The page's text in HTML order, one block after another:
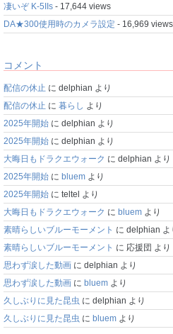
凄いぞ K-5IIs - 17,644 views
DA★300使用時のカメラ設定 - 16,969 views
コメント
配信の休止 に delphian より
配信の休止 に 暮らし より
2025年開始 に delphian より
2025年開始 に delphian より
大晦日もドラクエウォーク に delphian より
2025年開始 に bluem より
2025年開始 に teltel より
大晦日もドラクエウォーク に bluem より
素晴らしいブルーモーメント に delphian よ
素晴らしいブルーモーメント に 応援団 より
思わず涙した動画 に delphian より
思わず涙した動画 に bluem より
久しぶりに見た昆虫 に delphian より
久しぶりに見た昆虫 に bluem より